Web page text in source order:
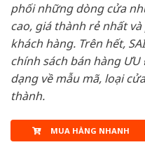
phối những dòng cửa
cao, giá thành rẻ nhất
khách hàng. Trên hết,
chính sách bán hàng ƯU
dạng về mẫu mã, loại
thành.
MUA HÀNG NHANH